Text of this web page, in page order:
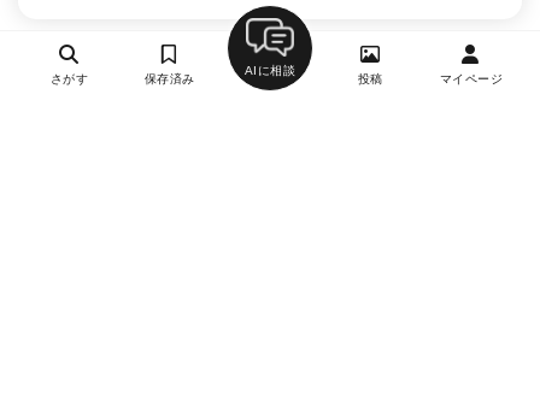
さがす 保存済み
AIに相談
投稿 マイページ